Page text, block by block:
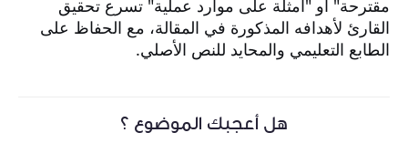
مقترحة" أو "أمثلة على موارد عملية" تسرع تحقيق
القارئ لأهدافه المذكورة في المقالة، مع الحفاظ على
الطابع التعليمي والمحايد للنص الأصلي.
هل أعجبك الموضوع ؟